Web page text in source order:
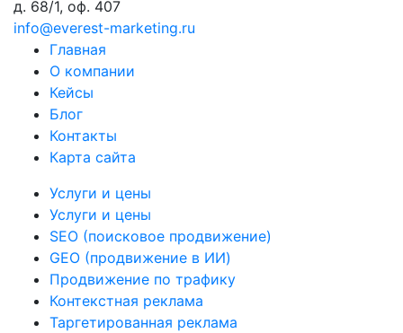
д. 68/1, оф. 407
info@everest-marketing.ru
Главная
О компании
Кейсы
Блог
Контакты
Карта сайта
Услуги и цены
Услуги и цены
SEO (поисковое продвижение)
GEO (продвижение в ИИ)
Продвижение по трафику
Контекстная реклама
Таргетированная реклама